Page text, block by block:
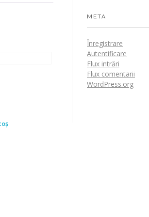
META
Înregistrare
Autentificare
Flux intrări
Flux comentarii
WordPress.org